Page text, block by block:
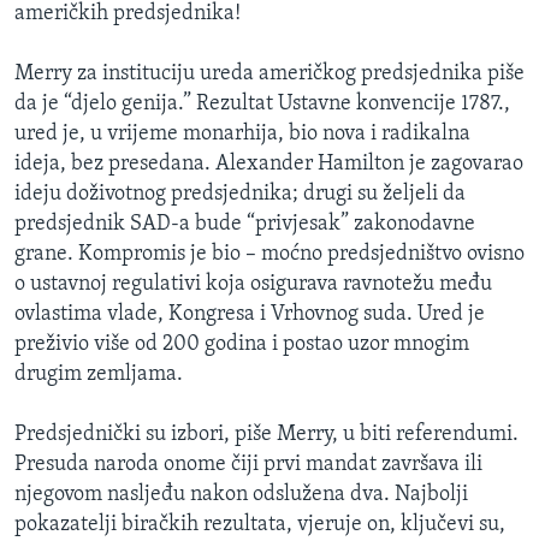
američkih predsjednika!
Merry za instituciju ureda američkog predsjednika piše
da je “djelo genija.” Rezultat Ustavne konvencije 1787.,
ured je, u vrijeme monarhija, bio nova i radikalna
ideja, bez presedana. Alexander Hamilton je zagovarao
ideju doživotnog predsjednika; drugi su željeli da
predsjednik SAD-a bude “privjesak” zakonodavne
grane. Kompromis je bio – moćno predsjedništvo ovisno
o ustavnoj regulativi koja osigurava ravnotežu među
ovlastima vlade, Kongresa i Vrhovnog suda. Ured je
preživio više od 200 godina i postao uzor mnogim
drugim zemljama.
Predsjednički su izbori, piše Merry, u biti referendumi.
Presuda naroda onome čiji prvi mandat završava ili
njegovom nasljeđu nakon odslužena dva. Najbolji
pokazatelji biračkih rezultata, vjeruje on, ključevi su,